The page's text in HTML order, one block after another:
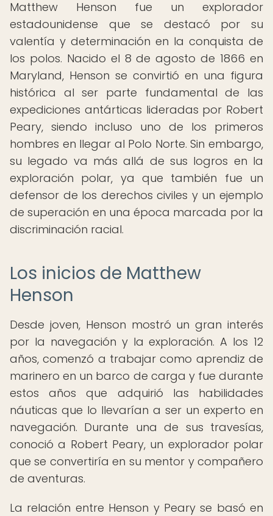
Matthew Henson fue un explorador
estadounidense que se destacó por su
valentía y determinación en la conquista de
los polos. Nacido el 8 de agosto de 1866 en
Maryland, Henson se convirtió en una figura
histórica al ser parte fundamental de las
expediciones antárticas lideradas por Robert
Peary, siendo incluso uno de los primeros
hombres en llegar al Polo Norte. Sin embargo,
su legado va más allá de sus logros en la
exploración polar, ya que también fue un
defensor de los derechos civiles y un ejemplo
de superación en una época marcada por la
discriminación racial.
Los inicios de Matthew
Henson
Desde joven, Henson mostró un gran interés
por la navegación y la exploración. A los 12
años, comenzó a trabajar como aprendiz de
marinero en un barco de carga y fue durante
estos años que adquirió las habilidades
náuticas que lo llevarían a ser un experto en
navegación. Durante una de sus travesías,
conoció a Robert Peary, un explorador polar
que se convertiría en su mentor y compañero
de aventuras.
La relación entre Henson y Peary se basó en